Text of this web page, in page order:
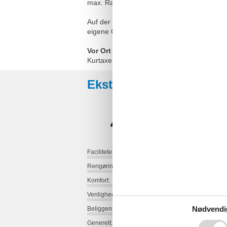
max. Radlast 500 kg
Auf der oberen Plattform dürfen Pkw über
eigene Gefahr des Fahrers abgestellt
Vor Ort
Kurtaxe
Eksterne anmeldelser
4,0
Faciliteter:
Rengøring:
Komfort:
Venlighed:
Beliggenhed:
Generelt: